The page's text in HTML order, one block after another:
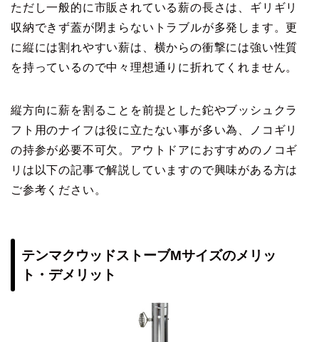
ただし一般的に市販されている薪の長さは、ギリギリ
収納できず蓋が閉まらないトラブルが多発します。更
に縦には割れやすい薪は、横からの衝撃には強い性質
を持っているので中々理想通りに折れてくれません。
縦方向に薪を割ることを前提とした鉈やブッシュクラ
フト用のナイフは役に立たない事が多い為、ノコギリ
の持参が必要不可欠。アウトドアにおすすめのノコギ
リは以下の記事で解説していますので興味がある方は
ご参考ください。
テンマクウッドストーブMサイズのメリッ
ト・デメリット